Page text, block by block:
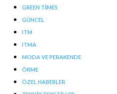
GREEN TIMES
GÜNCEL
ITM
ITMA
MODA VE PERAKENDE
ÖRME
ÖZEL HABERLER